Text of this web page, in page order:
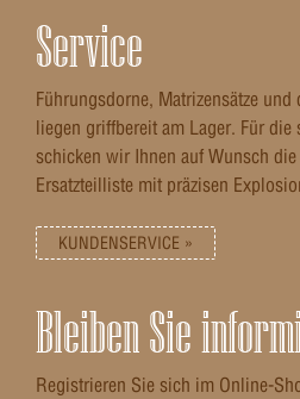
Service
Führungsdorne, Matrizensätze
liegen griffbereit am Lager. Für
schicken wir Ihnen auf Wunsch
Ersatzteilliste mit präzisen
KUNDENSERVICE »
Bleiben Sie
Registrieren Sie sich im Online-